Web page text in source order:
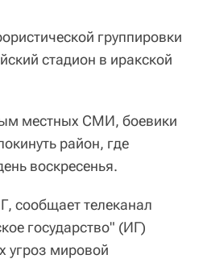
группировки
стадион в иракской
местных СМИ, боевики
район, где
воскресенья.
сообщает телеканал
государство" (ИГ)
угроз мировой